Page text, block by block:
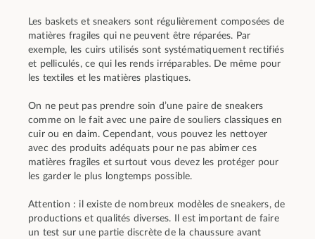
Les baskets et sneakers sont régulièrement composées de
matières fragiles qui ne peuvent être réparées. Par
exemple, les cuirs utilisés sont systématiquement rectifiés
et pelliculés, ce qui les rends irréparables. De même pour
les textiles et les matières plastiques.
On ne peut pas prendre soin d’une paire de sneakers
comme on le fait avec une paire de souliers classiques en
cuir ou en daim. Cependant, vous pouvez les nettoyer
avec des produits adéquats pour ne pas abimer ces
matières fragiles et surtout vous devez les protéger pour
les garder le plus longtemps possible.
Attention : il existe de nombreux modèles de sneakers, de
productions et qualités diverses. Il est important de faire
un test sur une partie discrète de la chaussure avant